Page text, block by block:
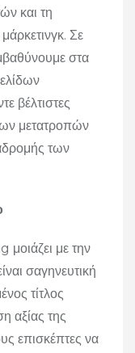
και τη
Σε
στα
βέλτιστες
μετατροπών
των
μοιάζει με την
σαγηνευτική
τίτλος
αξίας της
επισκέπτες να